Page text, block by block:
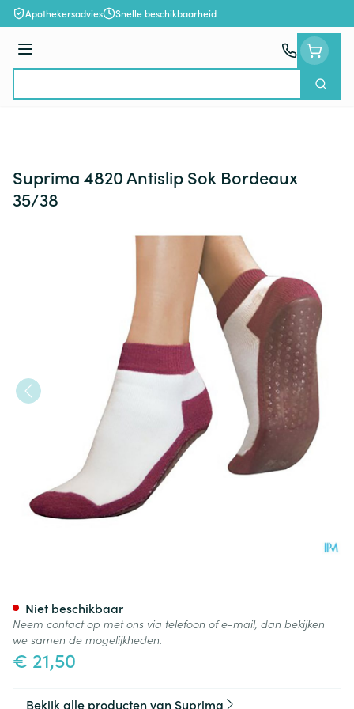
Ga naar de inhoud
Apothekersadvies Snelle beschikbaarheid
Menu
Product, merk, categorie...
Zoek
Suprima 4820 Antislip Sok Bordeaux
35/38
€ 21,50
Niet beschikbaar
Neem contact op met ons via telefoon of e-mail, dan bekijken
we samen de mogelijkheden.
Bekijk alle producten van Suprima